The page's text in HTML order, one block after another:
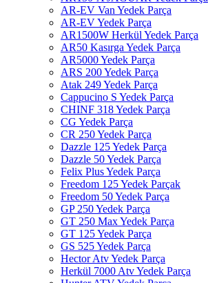
AR-EV Van Yedek Parça
AR-EV Yedek Parça
AR1500W Herkül Yedek Parça
AR50 Kasırga Yedek Parça
AR5000 Yedek Parça
ARS 200 Yedek Parça
Atak 249 Yedek Parça
Cappucino S Yedek Parça
CHINF 318 Yedek Parça
CG Yedek Parça
CR 250 Yedek Parça
Dazzle 125 Yedek Parça
Dazzle 50 Yedek Parça
Felix Plus Yedek Parça
Freedom 125 Yedek Parçak
Freedom 50 Yedek Parça
GP 250 Yedek Parça
GT 250 Max Yedek Parça
GT 125 Yedek Parça
GS 525 Yedek Parça
Hector Atv Yedek Parça
Herkül 7000 Atv Yedek Parça